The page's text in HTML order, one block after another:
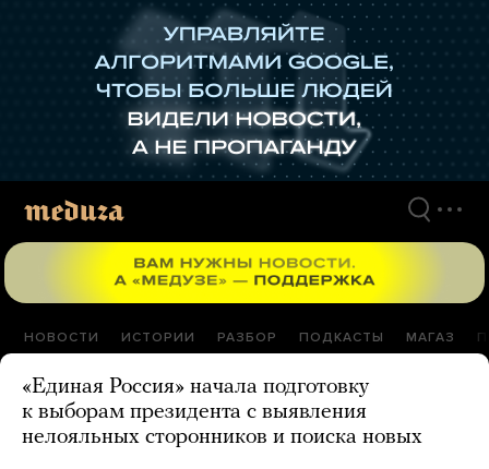
НОВОСТИ ИСТОРИИ РАЗБОР ПОДКАСТЫ МАГАЗ
«Единая Россия» начала подготовку
к выборам президента с выявления
нелояльных сторонников и поиска новых